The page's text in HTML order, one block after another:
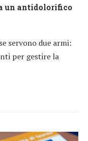
un antidolorifico
servono due armi:
per gestire la